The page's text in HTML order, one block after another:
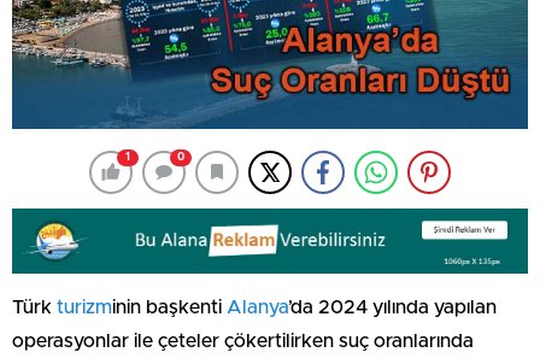
1 0
Türk turizminin başkenti Alanya’da 2024 yılında yapılan
operasyonlar ile çeteler çökertilirken suç oranlarında